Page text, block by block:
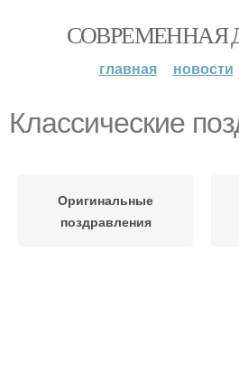
СОВРЕМЕННАЯ
главная новости
Классические
Оригинальные
поздравления